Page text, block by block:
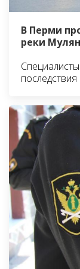
В Перми
реки